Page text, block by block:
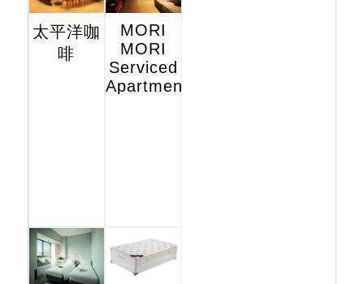
太平洋咖
啡
MORI
MORI
Serviced
Apartments